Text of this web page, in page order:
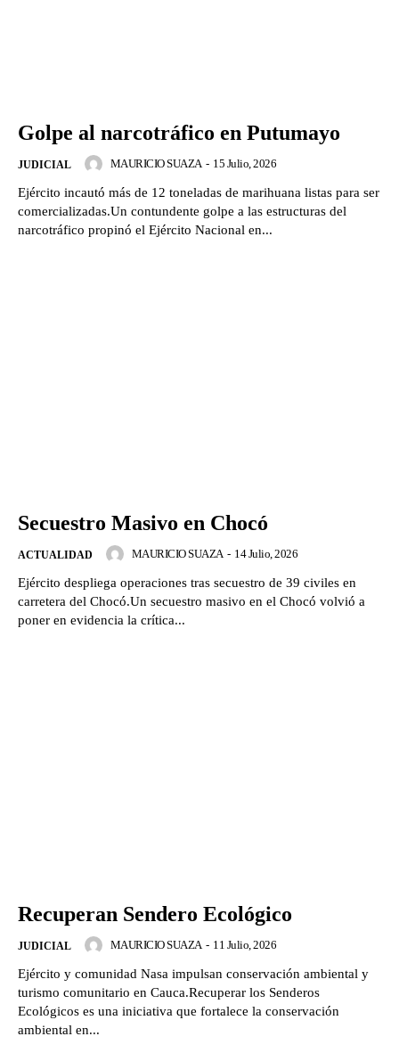
Golpe al narcotráfico en Putumayo
JUDICIAL MAURICIO SUAZA - 15 Julio, 2026
Ejército incautó más de 12 toneladas de marihuana listas para ser
comercializadas.Un contundente golpe a las estructuras del
narcotráfico propinó el Ejército Nacional en...
Secuestro Masivo en Chocó
ACTUALIDAD MAURICIO SUAZA - 14 Julio, 2026
Ejército despliega operaciones tras secuestro de 39 civiles en
carretera del Chocó.Un secuestro masivo en el Chocó volvió a
poner en evidencia la crítica...
Recuperan Sendero Ecológico
JUDICIAL MAURICIO SUAZA - 11 Julio, 2026
Ejército y comunidad Nasa impulsan conservación ambiental y
turismo comunitario en Cauca.Recuperar los Senderos
Ecológicos es una iniciativa que fortalece la conservación
ambiental en...